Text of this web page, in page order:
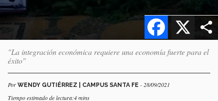
X
Facebook
"La integración económica requiere una economía fuerte para el
éxito"
Por WENDY GUTIÉRREZ | CAMPUS SANTA FE - 28/09/2021
Tiempo estimado de lectura:4 mins